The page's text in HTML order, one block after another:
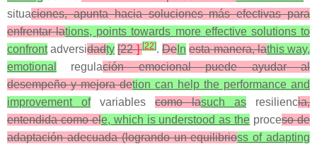
situaciones, apunta hacia soluciones más efectivas para
enfrentar lations, points towards more effective solutions to
confrontadversidadty [22] [22].De In esta manera, lathis way,
emotional
regulación emocional puede ayudar al
desempeño y mejora detion can help the performance and
improvement ofvariables como lasuch as resiliencia,
entendida como ele, which is understood as the proceso de
adaptación adecuada (logrando un equilibrioss of adapting